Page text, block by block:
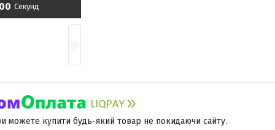
00 Секунд
можете купити будь-який товар не покидаючи сайту.